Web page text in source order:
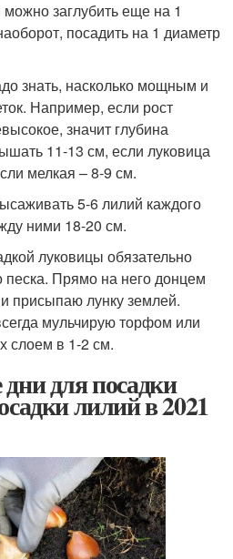
заглубить еще на 1
посадить на 1 диаметр
знать, насколько мощным и
Например, если рост
значит глубина
11-13 см, если луковица
мелкая – 8-9 см.
5-6 лилий каждого
ними 18-20 см.
луковицы обязательно
песка. Прямо на него донцем
присыпаю лунку землей.
мульчирую торфом или
слоем в 1-2 см.
для посадки
лилий в 2021